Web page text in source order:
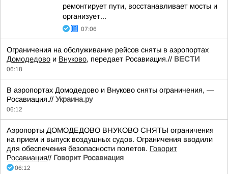
ремонтирует пути, восстанавливает мосты и
организует...
07:06
Ограничения на обслуживание рейсов сняты в аэропортах
Домодедово и Внуково, передает Росавиация.// ВЕСТИ
06:18
В аэропортах Домодедово и Внуково сняты ограничения, —
Росавиация.// Украина.ру
06:12
Аэропорты ДОМОДЕДОВО ВНУКОВО СНЯТЫ ограничения
на прием и выпуск воздушных судов. Ограничения вводили
для обеспечения безопасности полетов. Говорит
Росавиация// Говорит Росавиация
06:12